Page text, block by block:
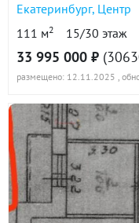
Екатеринбург, Центр
111 м2 15/30 этаж
33 995 000 ₽
размещено: 12.11.2025 ,